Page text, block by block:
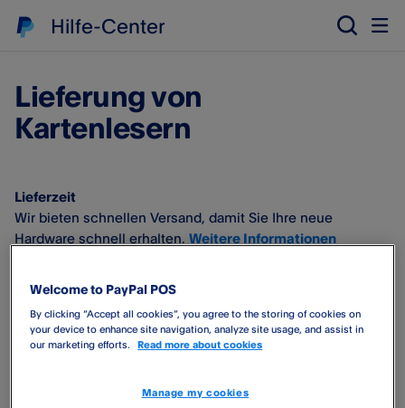
Hilfe-Center
Lieferung von
Kartenlesern
Lieferzeit
Wir bieten schnellen Versand, damit Sie Ihre neue
Hardware schnell erhalten. Weitere Informationen
Sie können die Lieferadresse bei derBestellung Ihres
Kartenlesersauf Zettle.com festlegen. Wenn Sie keine
Adresse versandt, die Sie bei der Erstellung Ihres Kontos
Welcome to PayPal POS
By clicking “Accept all cookies”, you agree to the storing of cookies on
your device to enhance site navigation, analyze site usage, and assist in
our marketing efforts.
Read more about cookies
Manage my cookies